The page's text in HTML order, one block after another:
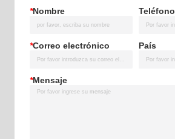
*Nombre Teléfono
*Correo electrónico País
*Mensaje